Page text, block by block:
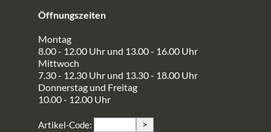
Öffnungszeiten
Montag
8.00 - 12.00 Uhr und 13.00 - 16.00 Uhr
Mittwoch
7.30 - 12.30 Uhr und 13.30 - 18.00 Uhr
Donnerstag und Freitag
10.00 - 12.00 Uhr
Artikel-Code: >